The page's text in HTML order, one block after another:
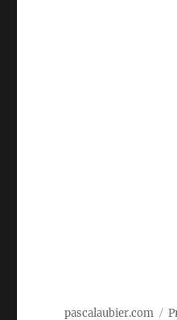
pascalaubier.com